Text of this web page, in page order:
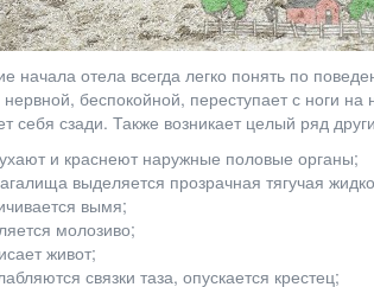
начала отела всегда легко понять по
нервной, беспокойной, переступает с ноги на
себя сзади. Также возникает целый ряд
и краснеют наружные половые органы;
выделяется прозрачная тягучая
вымя;
молозиво;
живот;
связки таза, опускается крестец;